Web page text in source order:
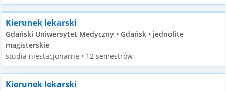
Kierunek lekarski
Gdański Uniwersytet Medyczny • Gdańsk • jednolite
magisterskie
studia niestacjonarne • 12 semestrów
Kierunek lekarski